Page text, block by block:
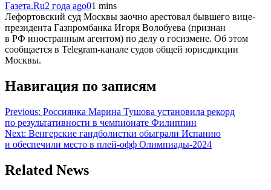
Газета.Ru2 года ago01 mins
Лефортовский суд Москвы заочно арестовал бывшего вице-
президента Газпромбанка Игоря Волобуева (признан
в РФ иностранным агентом) по делу о госизмене. Об этом
сообщается в Telegram-канале судов общей юрисдикции
Москвы.
Навигация по записям
Previous: Россиянка Марина Тушова установила рекорд
по результативности в чемпионате Филиппин
Next: Венгерские гандболистки обыграли Испанию
и обеспечили место в плей-офф Олимпиады-2024
Related News